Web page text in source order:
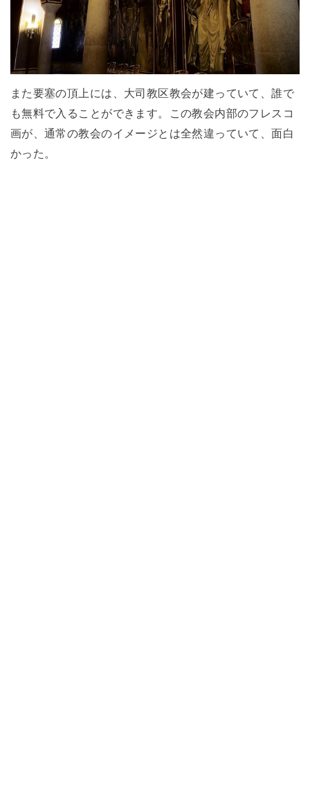
また要塞の頂上には、大司教区教会が建っていて、誰で
も無料で入ることができます。この教会内部のフレスコ
画が、通常の教会のイメージとは全然違っていて、面白
かった。